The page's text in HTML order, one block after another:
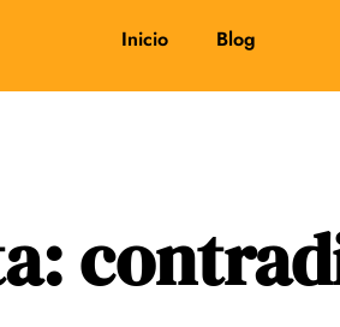
Inicio Blog